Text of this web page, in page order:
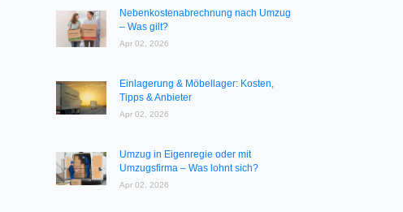
Nebenkostenabrechnung nach Umzug
– Was gilt?
Apr 02, 2026
Einlagerung & Möbellager: Kosten,
Tipps & Anbieter
Apr 02, 2026
Umzug in Eigenregie oder mit
Umzugsfirma – Was lohnt sich?
Apr 02, 2026